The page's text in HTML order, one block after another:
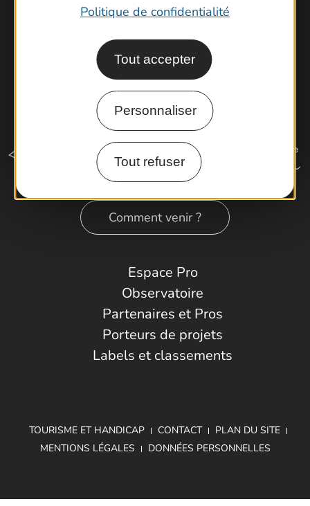
Politique de confidentialité
Tout accepter
Personnaliser
Tout refuser
Comment venir ?
Espace Pro
Observatoire
Partenaires et Pros
Porteurs de projets
Labels et classements
TOURISME ET HANDICAP CONTACT
PLAN DU SITE
MENTIONS LÉGALES
DONNÉES PERSONNELLES